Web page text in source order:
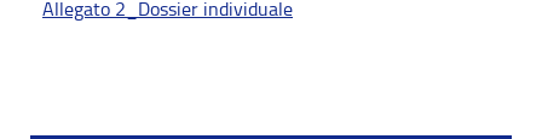
Allegato 2_Dossier individuale